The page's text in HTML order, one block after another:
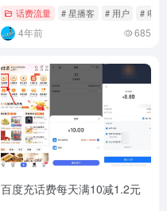
话费流量 # 星播客 # 用户 # 电信
4年前 685
百度充话费每天满10减1.2元